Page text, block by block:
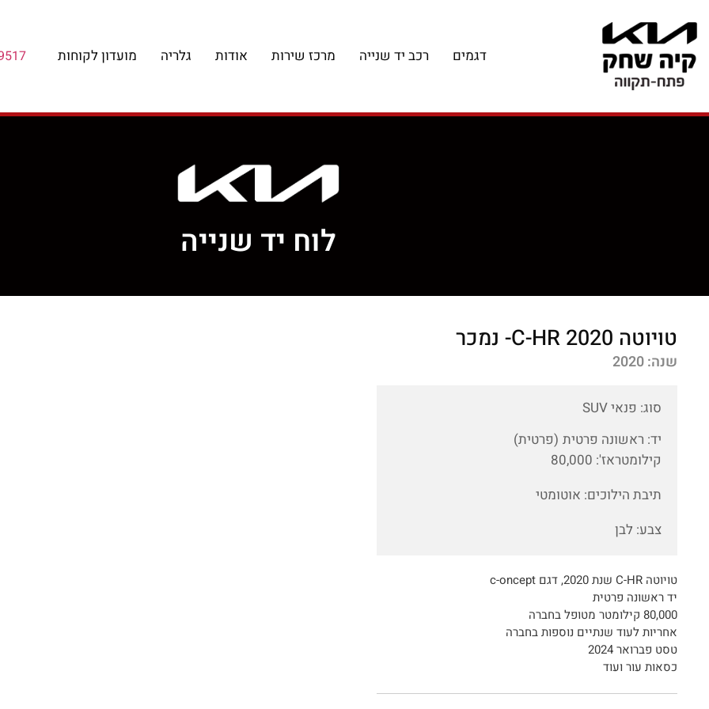
דגמים רכב יד שנייה מרכז שירות אודות גלריה מועדון לקוחות
לוח יד שנייה
טויוטה C-HR 2020 - נמכר
שנה: 2020
סוג: פנאי SUV
יד: ראשונה פרטית (פרטית)
קילומטראז': 80,000
תיבת הילוכים: אוטומטי
צבע: לבן
טויוטה C-HR שנת 2020, דגם c-oncept
יד ראשונה פרטית
80,000 קילומטר מטופל בחברה
אחריות לעוד שנתיים נוספות בחברה
טסט פברואר 2024
כסאות עור ועוד